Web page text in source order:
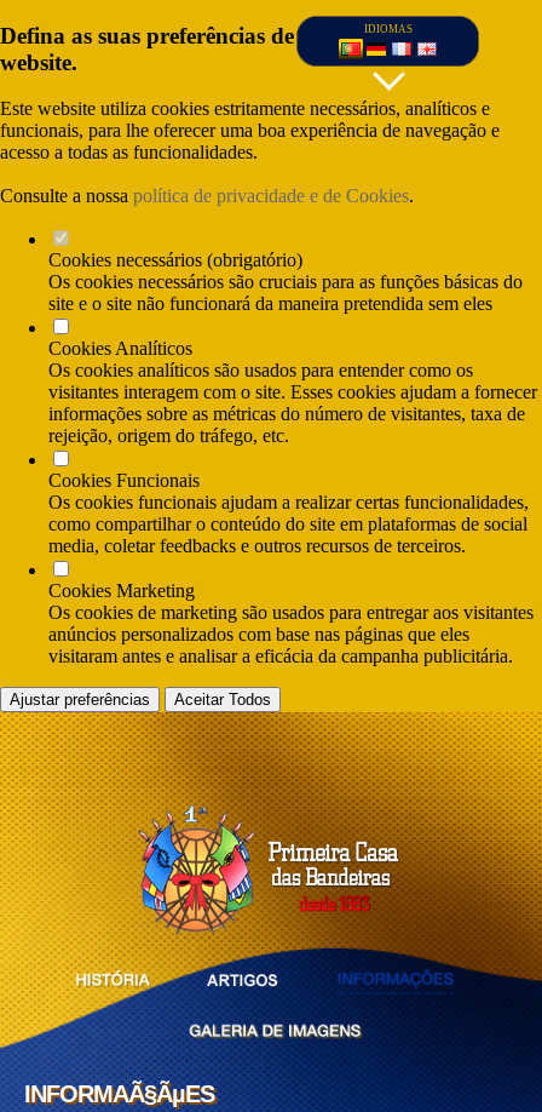
Defina as suas preferências de cookies para este
website.
Este website utiliza cookies estritamente necessários, analíticos e
funcionais, para lhe oferecer uma boa experiência de navegação e
acesso a todas as funcionalidades.
Consulte a nossa política de privacidade e de Cookies.
Cookies necessários (obrigatório)
Os cookies necessários são cruciais para as funções básicas do
site e o site não funcionará da maneira pretendida sem eles
Cookies Analíticos
Os cookies analíticos são usados para entender como os
visitantes interagem com o site. Esses cookies ajudam a fornecer
informações sobre as métricas do número de visitantes, taxa de
rejeição, origem do tráfego, etc.
Cookies Funcionais
Os cookies funcionais ajudam a realizar certas funcionalidades,
como compartilhar o conteúdo do site em plataformas de social
media, coletar feedbacks e outros recursos de terceiros.
Cookies Marketing
Os cookies de marketing são usados para entregar aos visitantes
anúncios personalizados com base nas páginas que eles
visitaram antes e analisar a eficácia da campanha publicitária.
Ajustar preferências Aceitar Todos
INFORMAÃ§ÃµES
INFORMAÃ§ÃµES
IDIOMAS
(Custo da chamada para rede móvel nacional)